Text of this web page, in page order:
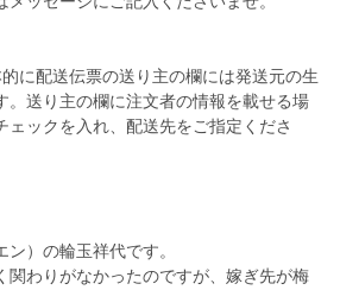
に配送伝票の送り主の欄には発送元の生
。送り主の欄に注文者の情報を載せる場
ェックを入れ、配送先をご指定くださ
）の輪玉祥代です。
関わりがなかったのですが、嫁ぎ先が梅